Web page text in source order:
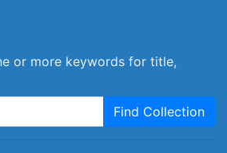
or more keywords for title,
Find Collection